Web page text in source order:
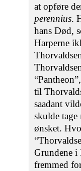
at opføre
perennius.
hans Død,
Harperne
til
saadant
skulde
ønsket.
Grundene
fremmed